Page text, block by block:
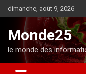
l
dimanche, août 9, 2026
Monde25
le monde des